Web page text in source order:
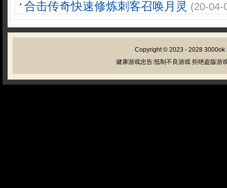
合击传奇快速修炼刺客召唤月灵 (20-04-
Copyright © 2023 - 2028 3000ok
健康游戏忠告:抵制不良游戏 拒绝盗版游